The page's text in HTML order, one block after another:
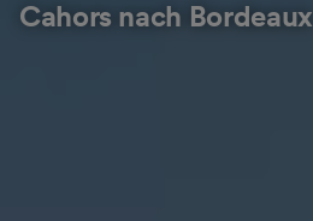
Cahors nach Bordeaux